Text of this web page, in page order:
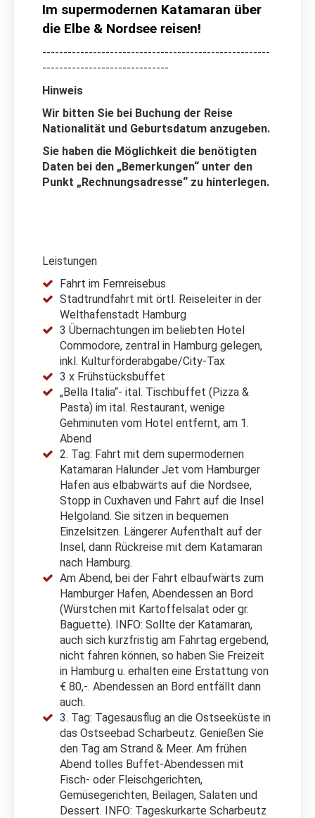
Im supermodernen Katamaran über
die Elbe & Nordsee reisen!
------------------------------------------------------
------------------------------
Hinweis
Wir bitten Sie bei Buchung der Reise
Nationalität und Geburtsdatum anzugeben.
Sie haben die Möglichkeit die benötigten
Daten bei den „Bemerkungen“ unter den
Punkt „Rechnungsadresse“ zu hinterlegen.
Leistungen
Fahrt im Fernreisebus
Stadtrundfahrt mit örtl. Reiseleiter in der
Welthafenstadt Hamburg
3 Übernachtungen im beliebten Hotel
Commodore, zentral in Hamburg gelegen,
inkl. Kulturförderabgabe/City-Tax
3 x Frühstücksbuffet
„Bella Italia“- ital. Tischbuffet (Pizza &
Pasta) im ital. Restaurant, wenige
Gehminuten vom Hotel entfernt, am 1.
Abend
2. Tag: Fahrt mit dem supermodernen
Katamaran Halunder Jet vom Hamburger
Hafen aus elbabwärts auf die Nordsee,
Stopp in Cuxhaven und Fahrt auf die Insel
Helgoland. Sie sitzen in bequemen
Einzelsitzen. Längerer Aufenthalt auf der
Insel, dann Rückreise mit dem Katamaran
nach Hamburg.
Am Abend, bei der Fahrt elbaufwärts zum
Hamburger Hafen, Abendessen an Bord
(Würstchen mit Kartoffelsalat oder gr.
Baguette). INFO: Sollte der Katamaran,
auch sich kurzfristig am Fahrtag ergebend,
nicht fahren können, so haben Sie Freizeit
in Hamburg u. erhalten eine Erstattung von
€ 80,-. Abendessen an Bord entfällt dann
auch.
3. Tag: Tagesausflug an die Ostseeküste in
das Ostseebad Scharbeutz. Genießen Sie
den Tag am Strand & Meer. Am frühen
Abend tolles Buffet-Abendessen mit
Fisch- oder Fleischgerichten,
Gemüsegerichten, Beilagen, Salaten und
Dessert. INFO: Tageskurkarte Scharbeutz